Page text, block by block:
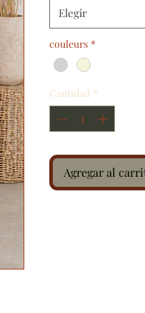
Elegir
couleurs *
Cantidad *
Agregar al